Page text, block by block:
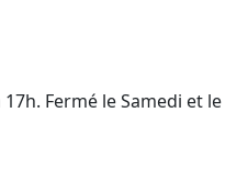
Fermé le Samedi et le